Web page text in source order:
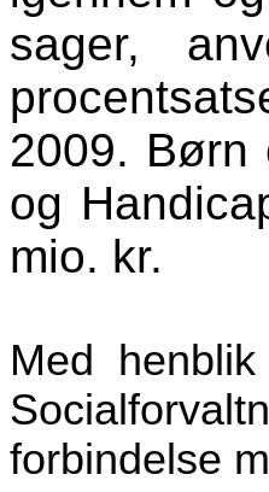
sager,
2009. Børn
og
mio. kr.
Med
forbindelse